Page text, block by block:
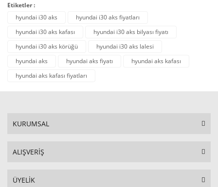
Etiketler :
hyundai i30 aks
hyundai i30 aks fiyatları
hyundai i30 aks kafası
hyundai i30 aks bilyası fiyatı
hyundai i30 aks körüğü
hyundai i30 aks lalesi
hyundai aks
hyundai aks fiyatı
hyundai aks kafası
hyundai aks kafası fiyatları
KURUMSAL
ALIŞVERİŞ
ÜYELİK